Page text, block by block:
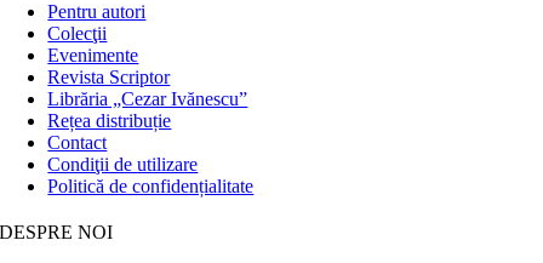
Pentru autori
Colecţii
Evenimente
Revista Scriptor
Librăria „Cezar Ivănescu”
Rețea distribuție
Contact
Condiţii de utilizare
Politică de confidențialitate
DESPRE NOI